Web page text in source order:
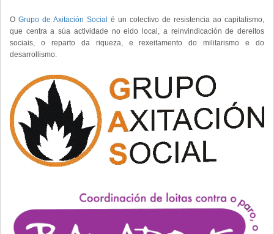
O Grupo de Axitación Social é un colectivo de resistencia ao capitalismo,
que centra a súa actividade no eido local, a reinvindicación de dereitos
sociais, o reparto da riqueza, e rexeitamento do militarismo e do
desarrollismo.